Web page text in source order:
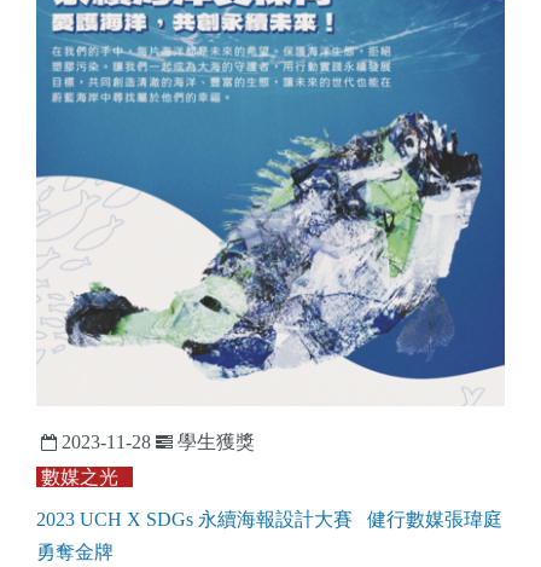
2023-11-28
學生獲獎
數媒之光
2023 UCH X SDGs 永續海報設計大賽 健行數媒張瑋庭
勇奪金牌